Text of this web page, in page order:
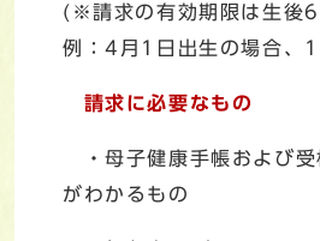
(※請求の有効期限は生後6
例：4月1日出生の場合、
請求に必要なもの
・母子健康手帳および受
がわかるもの